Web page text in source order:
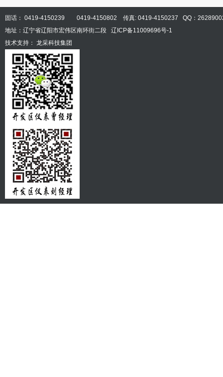
固话： 0419-4150239 0419-4150802 传真: 0419-4150237 QQ：
地址：辽宁省辽阳市宏伟区南环街二段 辽ICP备11009696号-1
技术支持： 龙采科技集团